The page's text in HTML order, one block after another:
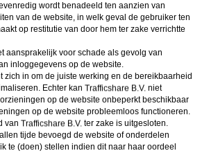
wordt benadeeld ten aanzien van
van de website, in welk geval de gebruiker ten
op restitutie van door hem ter zake verrichtte
aansprakelijk voor schade als gevolg van
inloggegevens op de website.
zich in om de juiste werking en de bereikbaarheid
Echter kan
niet
op de website onbeperkt beschikbaar
op de website probleemloos functioneren.
van
ter zake is uitgesloten.
tijde bevoegd de website of onderdelen
te (doen) stellen indien dit naar haar oordeel